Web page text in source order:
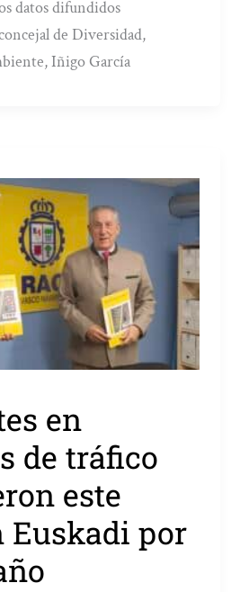
datos difundidos
de Diversidad,
Iñigo García
en
de tráfico
este
Euskadi por